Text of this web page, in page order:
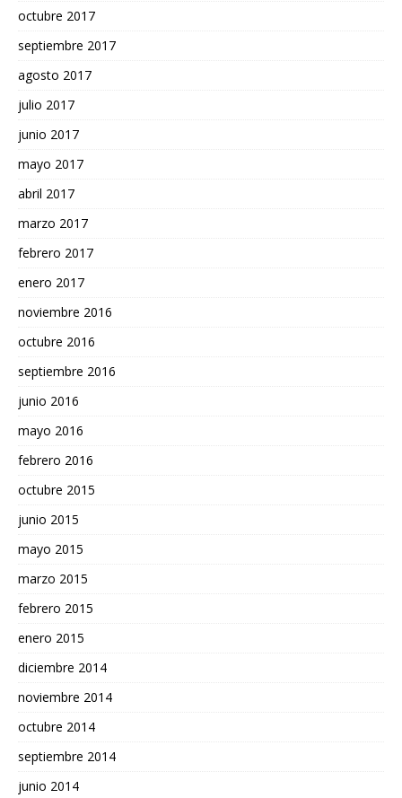
octubre 2017
septiembre 2017
agosto 2017
julio 2017
junio 2017
mayo 2017
abril 2017
marzo 2017
febrero 2017
enero 2017
noviembre 2016
octubre 2016
septiembre 2016
junio 2016
mayo 2016
febrero 2016
octubre 2015
junio 2015
mayo 2015
marzo 2015
febrero 2015
enero 2015
diciembre 2014
noviembre 2014
octubre 2014
septiembre 2014
junio 2014